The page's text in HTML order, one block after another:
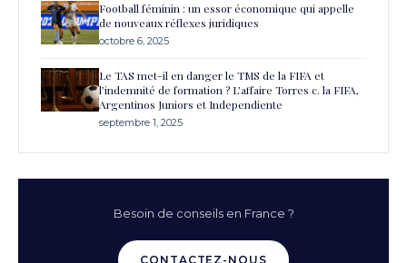
Football féminin : un essor économique qui appelle
de nouveaux réflexes juridiques
octobre 6, 2025
Le TAS met-il en danger le TMS de la FIFA et
l’indemnité de formation ? L’affaire Torres c. la FIFA,
Argentinos Juniors et Independiente
septembre 1, 2025
Besoin de conseils en France ?
CONTACTEZ-NOUS